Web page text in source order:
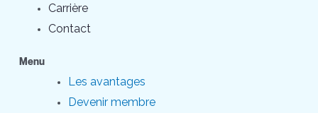
Carrière
Contact
Menu
Les avantages
Devenir membre